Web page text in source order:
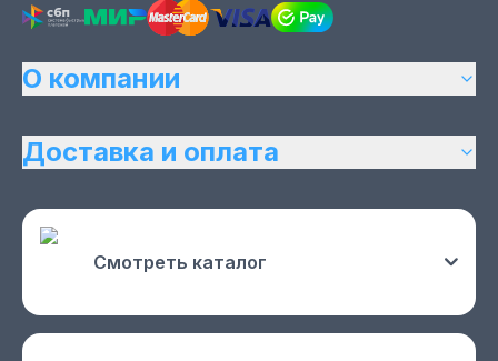
О компании
Доставка и оплата
Смотреть каталог